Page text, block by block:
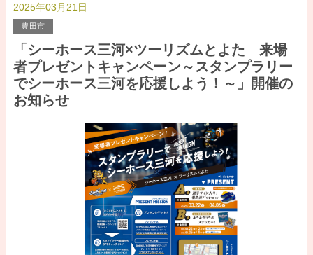
2025年03月21日
豊田市
「シーホース三河×ツーリズムとよた 来場
者プレゼントキャンペーン～スタンプラリー
でシーホース三河を応援しよう！～」開催の
お知らせ